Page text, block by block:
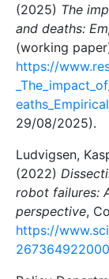
(2025) The
and deaths:
(working
https://
29/08/2025).
Ludvigsen,
(2022)
robot failures:
perspective,
https://